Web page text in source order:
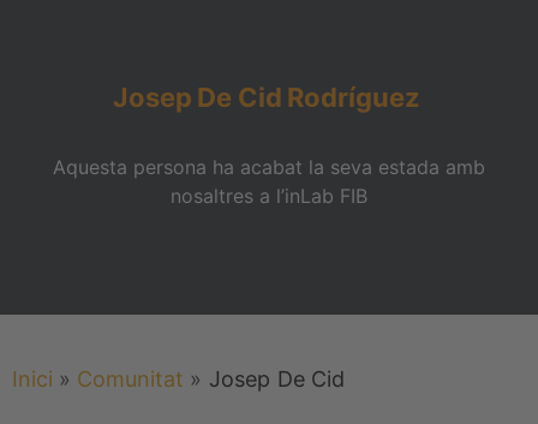
Josep De Cid Rodríguez
Aquesta persona ha acabat la seva estada amb
nosaltres a l’inLab FIB
Inici » Comunitat » Josep De Cid